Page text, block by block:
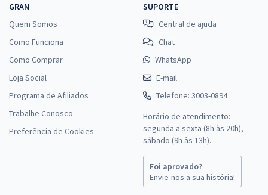
GRAN
Quem Somos
Como Funciona
Como Comprar
Loja Social
Programa de Afiliados
Trabalhe Conosco
Preferência de Cookies
SUPORTE
Central de ajuda
Chat
WhatsApp
E-mail
Telefone: 3003-0894
Horário de atendimento:
segunda a sexta (8h às 20h),
sábado (9h às 13h).
Foi aprovado?
Envie-nos a sua história!